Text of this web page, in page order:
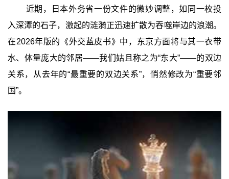
近期，日本外务省一份文件的微妙调整，如同一枚投
入深潭的石子，激起的涟漪正迅速扩散为吞噬岸边的浪潮。
在2026年版的《外交蓝皮书》中，东京方面将与其一衣带
水、体量庞大的邻居——我们姑且称之为“东大”——的双边
关系，从去年的“最重要的双边关系”，悄然修改为“重要邻
国”。